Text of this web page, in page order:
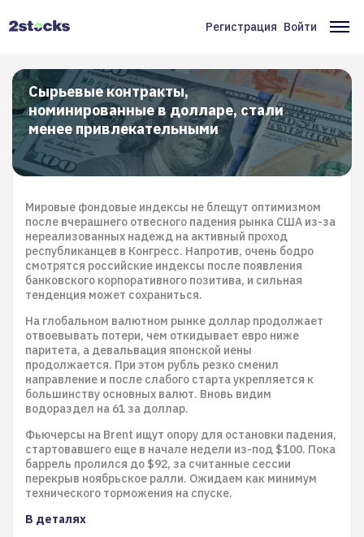
Меню
учётной
записи
пользователя
Регистрация Войти
Сырьевые контракты,
номинированные в долларе, стали
менее привлекательными
Мировые фондовые индексы не блещут оптимизмом
после вчерашнего отвесного падения рынка США из-за
нереализованных надежд на активный проход
республиканцев в Конгресс. Напротив, очень бодро
смотрятся российские индексы после появления
банковского корпоративного позитива, и сильная
тенденция может сохраниться.
На глобальном валютном рынке доллар продолжает
отвоевывать потери, чем откидывает евро ниже
паритета, а девальвация японской иены
продолжается. При этом рубль резко сменил
направление и после слабого старта укрепляется к
большинству основных валют. Вновь видим
водораздел на 61 за доллар.
Фьючерсы на Brent ищут опору для остановки падения,
стартовавшего еще в начале недели из-под $100. Пока
баррель пролился до $92, за считанные сессии
перекрыв ноябрьское ралли. Ожидаем как минимум
технического торможения на спуске.
В деталях